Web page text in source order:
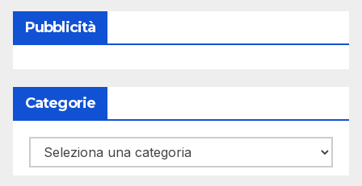
Pubblicità
Categorie
Categorie